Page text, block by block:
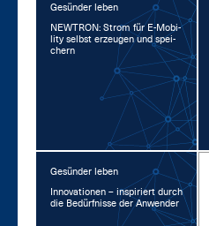
Gesünder leben
NEW­TRON: Strom für E-Mo­bi­
li­ty selbst er­zeu­gen und spei­
chern
Gesünder leben
In­no­va­tio­nen – in­spi­riert durch
die Be­dürf­nis­se der An­wen­der